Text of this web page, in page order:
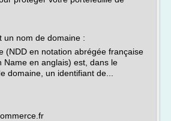
un nom de domaine :
(NDD en notation abrégée française
Name en anglais) est, dans le
domaine, un identifiant de...